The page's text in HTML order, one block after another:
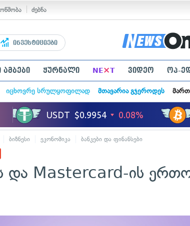
ძებნა
ინვესტიციები
ჟურნალი NE×T ვიდეო ოპ-
იცხოვრე სრულყოფილად მთავარია გჯეროდეს
ბიზნესი ეკონომიკა ბანკები და ფინანსები
და Mastercard-ის